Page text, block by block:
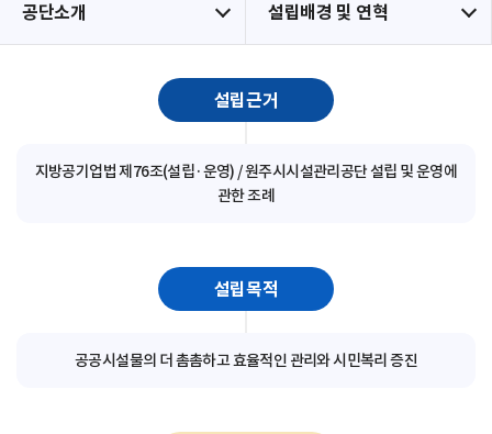
공단소개 설립배경 및 연혁
설립근거
지방공기업법 제76조(설립·운영) / 원주시시설관리공단 설립 및 운영에
관한 조례
설립목적
공공시설물의 더 촘촘하고 효율적인 관리와 시민복리 증진